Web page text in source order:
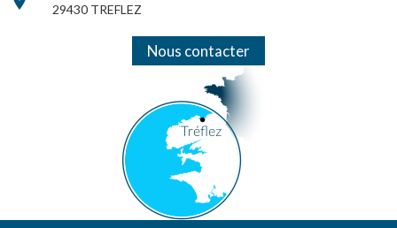
29430 TREFLEZ
Nous contacter